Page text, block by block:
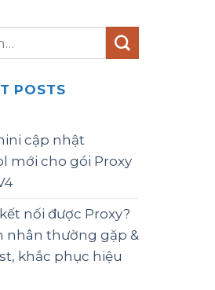
POSTS
cập nhật
mới cho gói Proxy
nối được Proxy?
nhân thường gặp &
khắc phục hiệu